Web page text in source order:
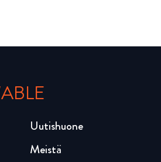
Uutishuone
Meistä